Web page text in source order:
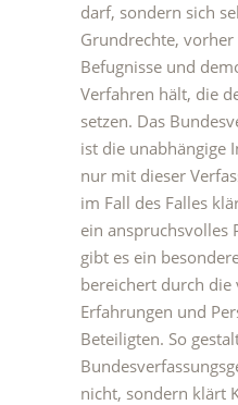
darf, sondern sich
Grundrechte,
Befugnisse und
Verfahren hält, die
setzen. Das
ist die unabhängige
nur mit dieser
im Fall des Falles
ein anspruchsvolles
gibt es ein
bereichert durch die
Erfahrungen und
Beteiligten. So
nicht, sondern klärt